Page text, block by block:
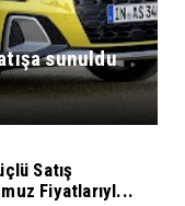
sunuldu
Satış
Fiyatlarıyl...